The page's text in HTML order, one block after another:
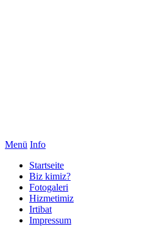
Menü Info
Startseite
Biz kimiz?
Fotogaleri
Hizmetimiz
Irtibat
Impressum